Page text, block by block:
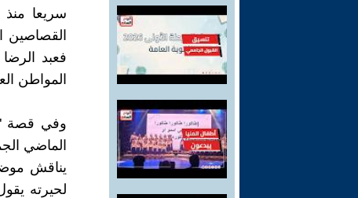
سريعا
القصاصين
فعبد
المواطن
وفي قصة "
الماضي
يناقش